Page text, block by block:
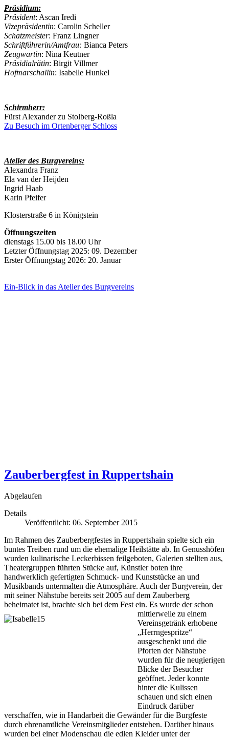
Präsidium:
Präsident: Ascan Iredi
Vizepräsidentin: Carolin Scheller
Schatzmeister: Franz Lingner
Schriftführerin/Amtfrau: Bianca Peters
Zeugwartin: Nina Keutner
Präsidialrätin: Birgit Villmer
Hofmarschallin: Isabelle Hunkel
Schirmherr:
Fürst Alexander zu Stolberg-Roßla
Zu Besuch im Ortenberger Schloss
Atelier des Burgvereins:
Alexandra Franz
Ela van der Heijden
Ingrid Haab
Karin Pfeifer
Klosterstraße 6 in Königstein
Öffnungszeiten
dienstags 15.00 bis 18.00 Uhr
Letzter Öffnungstag 2025: 09. Dezember
Erster Öffnungstag 2026: 20. Januar
Ein-Blick in das Atelier des Burgvereins
Zauberbergfest in Ruppertshain
Abgelaufen
Details
Veröffentlicht: 06. September 2015
Im Rahmen des Zauberbergfestes in Ruppertshain spielte sich ein
buntes Treiben rund um die ehemalige Heilstätte ab. In Genusshöfen
wurden kulinarische Leckerbissen feilgeboten, Galerien stellten aus,
Theatergruppen führten Stücke auf, Künstler boten ihre
handwerklich gefertigten Schmuck- und Kunststücke an und
Musikbands untermalten die Atmosphäre. Auch der Burgverein, der
mit seiner Nähstube bereits seit 2005 auf dem Zauberberg
beheimatet ist, brachte sich bei dem Fest ein. Es wurde der schon
mittlerweile zu einem
Vereinsgetränk erhobene
„Herrngespritze“
ausgeschenkt und die
Pforten der Nähstube
wurden für die neugierigen
Blicke der Besucher
geöffnet. Jeder konnte
hinter die Kulissen
schauen und sich einen
Eindruck darüber
verschaffen, wie in Handarbeit die Gewänder für die Burgfeste
durch ehrenamtliche Vereinsmitglieder entstehen. Darüber hinaus
wurden bei einer Modenschau die edlen Kleider unter der